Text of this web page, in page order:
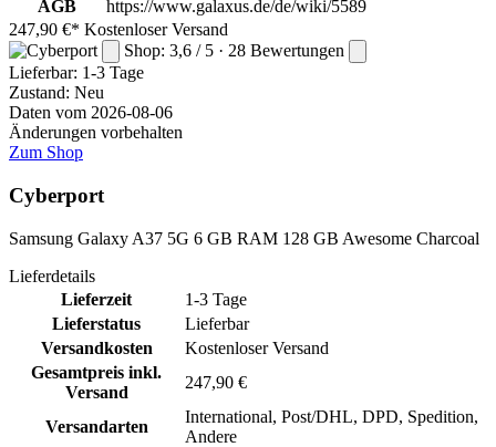
AGB
https://www.galaxus.de/de/wiki/5589
247,90 €* Kostenloser Versand
Shop: 3,6 / 5 · 28 Bewertungen
Lieferbar: 1-3 Tage
Zustand: Neu
Daten vom 2026-08-06
Änderungen vorbehalten
Zum Shop
Cyberport
Samsung Galaxy A37 5G 6 GB RAM 128 GB Awesome Charcoal
Lieferdetails
Lieferzeit
1-3 Tage
Lieferstatus
Lieferbar
Versandkosten
Kostenloser Versand
Gesamtpreis inkl.
Versand
247,90 €
Versandarten
International, Post/DHL, DPD, Spedition,
Andere